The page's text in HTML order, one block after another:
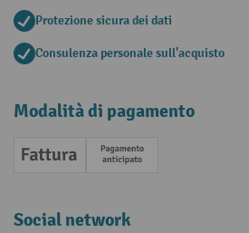
Protezione sicura dei dati
Consulenza personale sull'acquisto
Modalità di pagamento
Fattura Pagamento anticipato
Social network